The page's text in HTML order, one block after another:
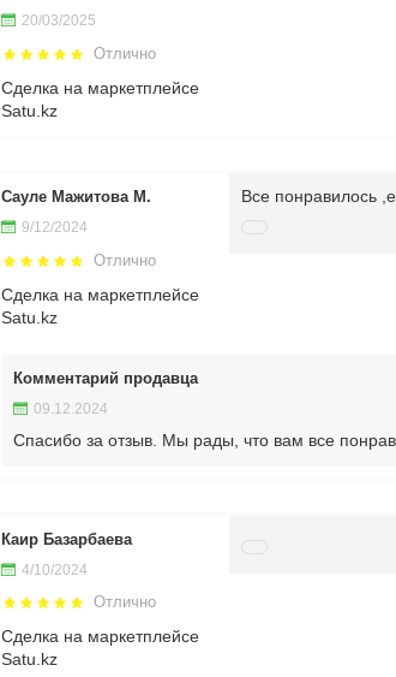
20/03/2025
Отлично
Сделка на маркетплейсе
Satu.kz
Сауле Мажитова М.
9/12/2024
Отлично
Сделка на маркетплейсе
Satu.kz
Все понравилось
Комментарий продавца
09.12.2024
Спасибо за отзыв. Мы рады, что вам все
Каир Базарбаева
4/10/2024
Отлично
Сделка на маркетплейсе
Satu.kz